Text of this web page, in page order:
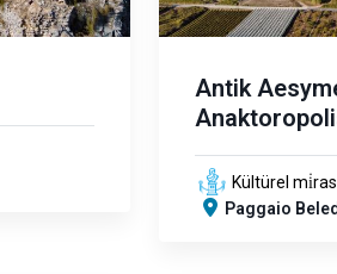
Antik
Kültürel mi̇ras
Paggaio